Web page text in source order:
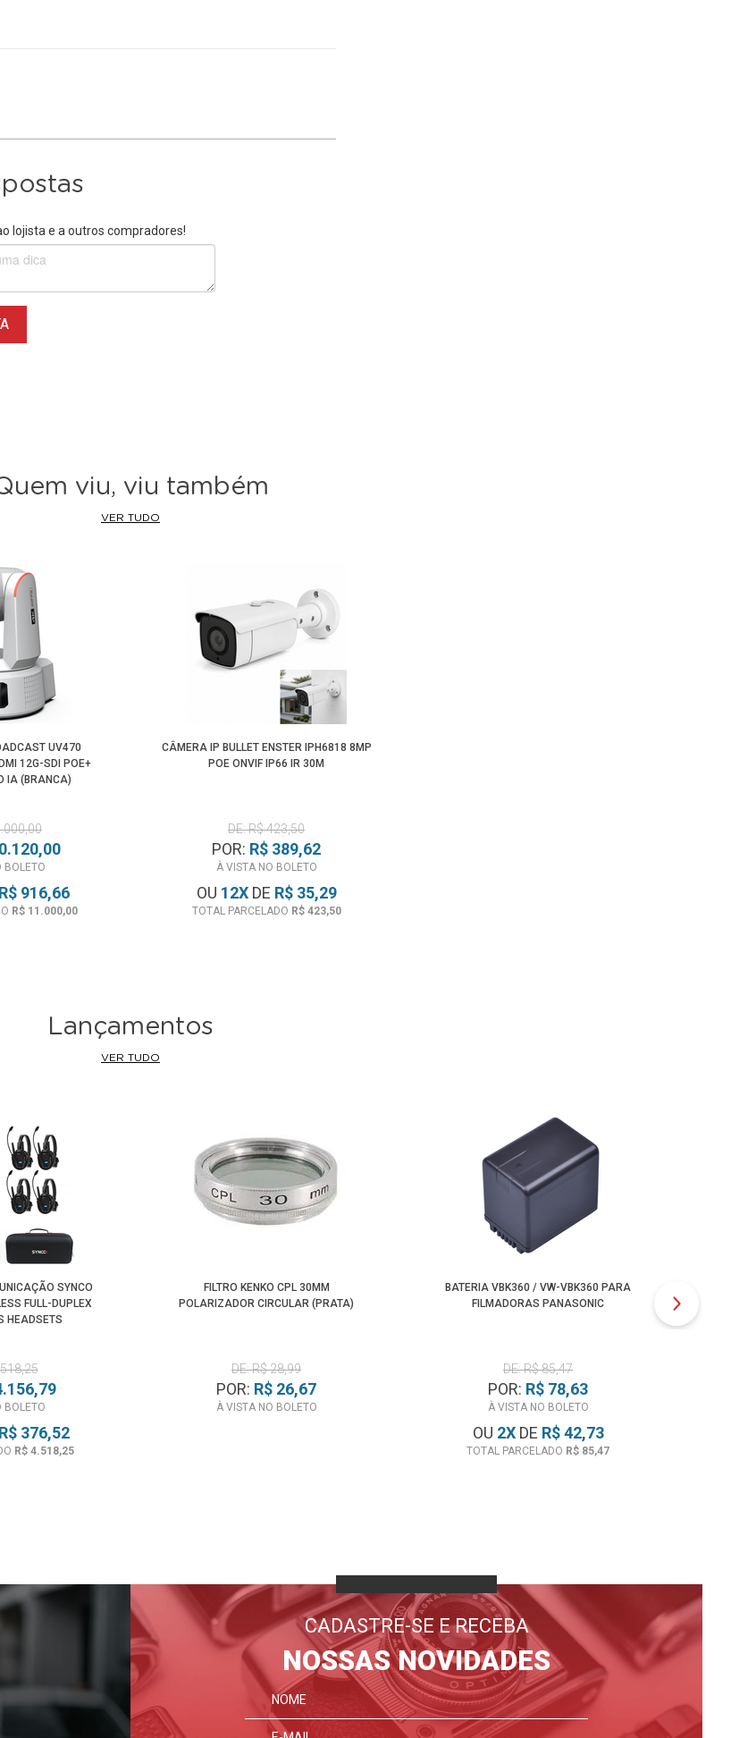
lojista e a outros compradores!
viu, viu também
VER TUDO
UV470
12G-SDI POE+
IA (BRANCA)
BOLETO
R$ 916,66
R$ 11.000,00
CÂMERA IP BULLET ENSTER IPH6818 8MP
POE ONVIF IP66 IR 30M
DE: R$ 423,50
POR: R$ 389,62
À VISTA NO BOLETO
OU 12XDE R$ 35,29
TOTAL PARCELADO R$ 423,50
Lançamentos
VER TUDO
SYNCO
FULL-DUPLEX
HEADSETS
BOLETO
R$ 376,52
R$ 4.518,25
FILTRO KENKO CPL 30MM
POLARIZADOR CIRCULAR (PRATA)
DE: R$ 28,99
POR: R$ 26,67
À VISTA NO BOLETO
BATERIA VBK360 / VW-VBK360 PARA
FILMADORAS PANASONIC
DE: R$ 85,47
POR: R$ 78,63
À VISTA NO BOLETO
OU 2XDE R$ 42,73
TOTAL PARCELADO R$ 85,47
CADASTRE-SE E RECEBA
NOSSAS NOVIDADES